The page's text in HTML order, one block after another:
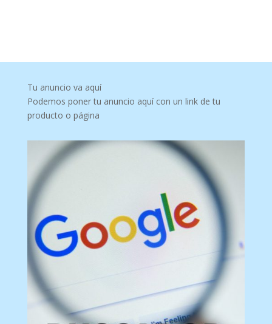
Tu anuncio va aquí
Podemos poner tu anuncio aquí con un link de tu
producto o página